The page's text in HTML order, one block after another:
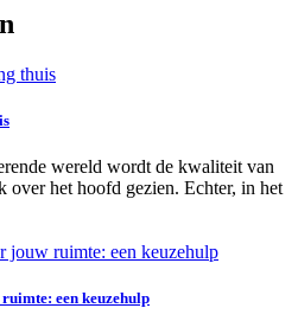
wereld wordt de kwaliteit van
over het hoofd gezien. Echter, in het
een keuzehulp